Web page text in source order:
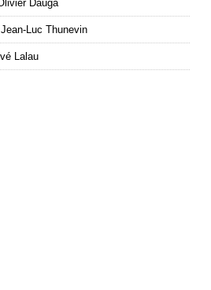
Dauga
Luc Thunevin
Lalau